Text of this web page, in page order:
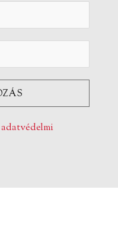
adatvédelmi